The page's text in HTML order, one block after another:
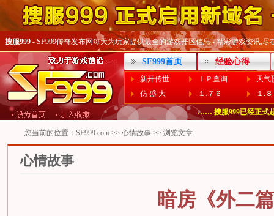
搜服999 - SF999传奇发布网每天为玩家提供最全的游戏开区信息 - 精彩游戏资讯,尽
SF999首页 经验心得
新开传世 ＩＰ查询
天气
仿 盛 大
１.７６ １.
…… 偶尔打不开
…… 搜服999已经正式
您当前的位置： SF999.com>> 心情故事>> 浏览文章
心情故事
暗房《外二